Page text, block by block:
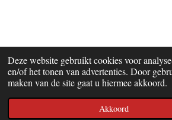
Deze website gebruikt cookies voor
en/of het tonen van advertenties. Door
maken van de site gaat u hiermee akkoord.
Akkoord
Telefoonnummer